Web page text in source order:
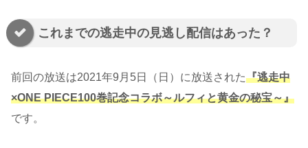
これまでの逃走中の見逃し配信はあった？
前回の放送は2021年9月5日（日）に放送された『逃走中
×ONE PIECE100巻記念コラボ～ルフィと黄金の秘宝～』
です。